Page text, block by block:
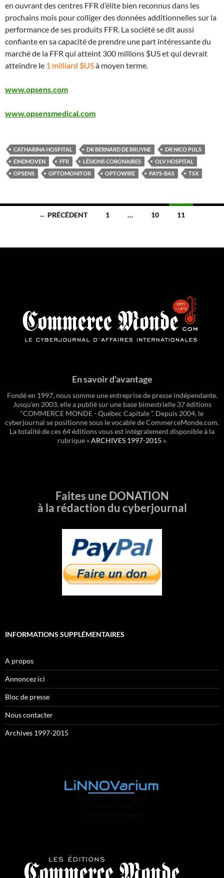
en ouvrant des centres FFR d’élite bien reconnus dans les
prochains mois pour colliger des données additionnelles sur la
performance de ses produits FFR. La société se dit aussi
confiante en sa capacité de prendre une part intéressante du
marché de la FFR qui atteint 300 millions $US et qui devrait
atteindre le 1 milliard $USà moyen terme.
www.opsens.com
www.opsensmedical.com
CATHARINA HOSPITAL DR BERNARD DE BRUYNE
DR NICO PIJLS
EINDHOVEN
FFR LÉSIONS CORONAIRES
OLV HOSPITAL
OPSENS
OPTOMONITOR OPTOWIRE PAYS-BAS TSX
Navigation
articles
← PRÉCÉDENT 1 … 10 11
En savoir d'avantage
Fondé en 1997, nous somme une entreprise de presse indépendante.
Jusqu'en 2003, elle a publié sur une base bimestrielle 37 éditions
“COMMERCE MONDE - Québec Capitale ”. Depuis 2004, le
cyberjournal se positionne sous le vocable de CommerceMonde.com.
La totalité de ces 64 éditions vous est intégralement disponible à la
rubrique «ARCHIVES 1997-2015 ».
Faites une DONATION
à la rédaction du cyberjournal
INFORMATIONS SUPPLÉMENTAIRES
A propos
Annoncez ici
Bloc de presse
Nous contacter
Archives 1997-2015